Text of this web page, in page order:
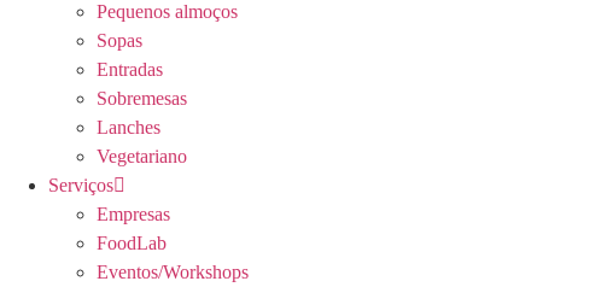
Pequenos almoços
Sopas
Entradas
Sobremesas
Lanches
Vegetariano
Serviços
Empresas
FoodLab
Eventos/Workshops